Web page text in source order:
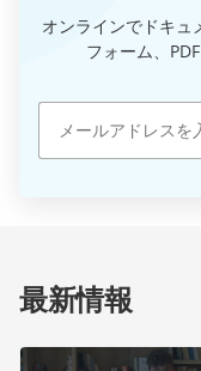
オンラインでドキュ
フォーム、
最新情報